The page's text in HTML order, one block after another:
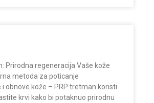
Prirodna regeneracija Vaše kože
metoda za poticanje
i obnove kože – PRP tretman koristi
krvi kako bi potaknuo prirodnu